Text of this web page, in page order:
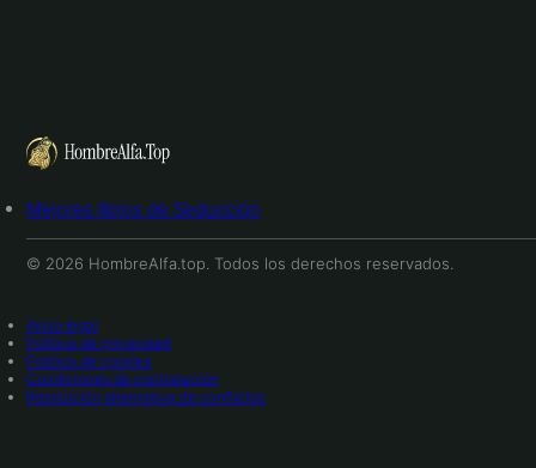
Mejores libros de Seducción
© 2026 HombreAlfa.top. Todos los derechos reservados.
Aviso legal
Política de privacidad
Política de cookies
Condiciones de contratación
Resolución alternativa de conflictos